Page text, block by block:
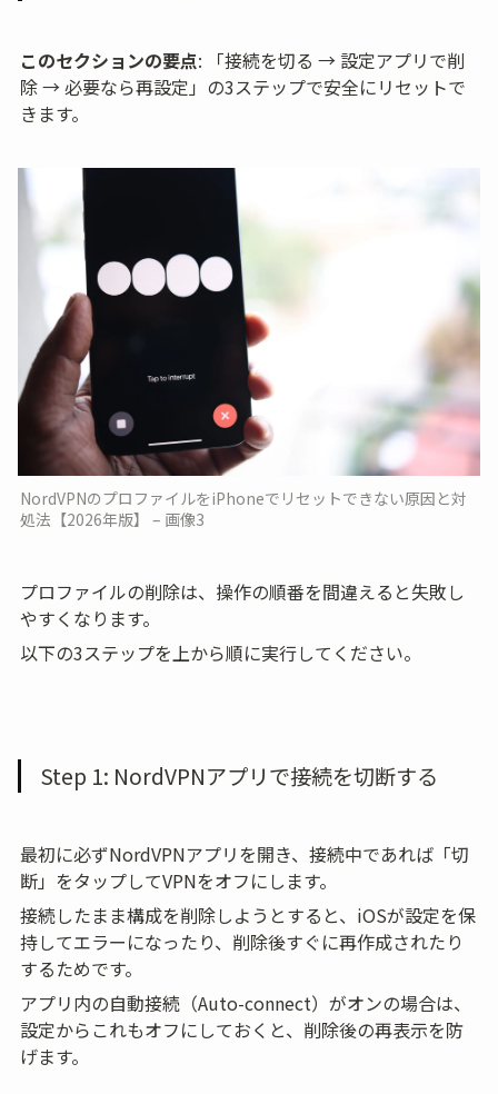
このセクションの要点: 「接続を切る → 設定アプリで削
除 → 必要なら再設定」の3ステップで安全にリセットで
きます。
NordVPNのプロファイルをiPhoneでリセットできない原因と対
処法【2026年版】 – 画像3
プロファイルの削除は、操作の順番を間違えると失敗し
やすくなります。
以下の3ステップを上から順に実行してください。
Step 1: NordVPNアプリで接続を切断する
最初に必ずNordVPNアプリを開き、接続中であれば「切
断」をタップしてVPNをオフにします。
接続したまま構成を削除しようとすると、iOSが設定を保
持してエラーになったり、削除後すぐに再作成されたり
するためです。
アプリ内の自動接続（Auto-connect）がオンの場合は、
設定からこれもオフにしておくと、削除後の再表示を防
げます。